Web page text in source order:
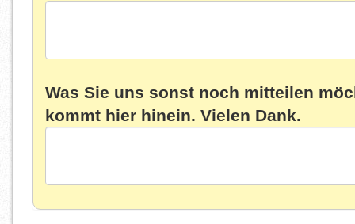
Was Sie uns sonst noch mitteilen
kommt hier hinein. Vielen Dank.